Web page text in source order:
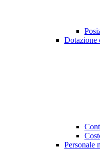
Dotazione
Personale